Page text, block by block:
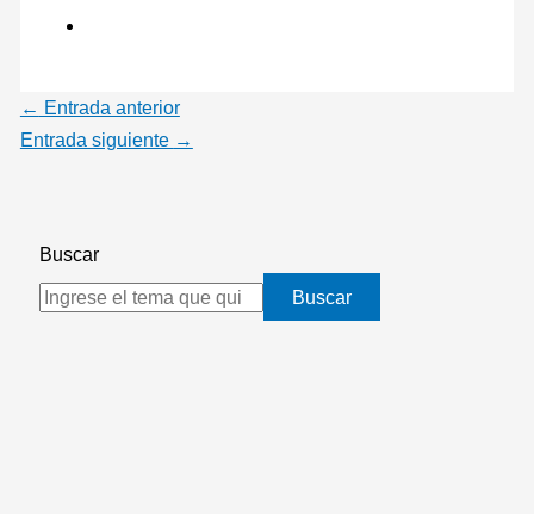
← Entrada anterior
Entrada siguiente →
Buscar
Buscar